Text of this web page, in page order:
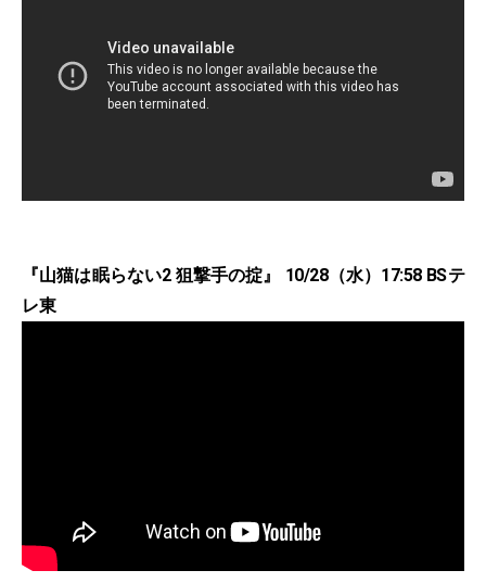
『山猫は眠らない2 狙撃手の掟』 10/28（水）17:58 BSテ
レ東